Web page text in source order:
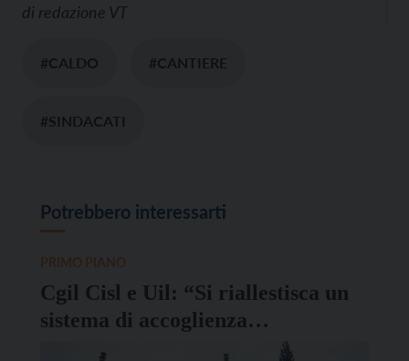
di redazione VT
#CALDO #CANTIERE
#SINDACATI
Potrebbero interessarti
Cgil Cisl e Uil: “Si riallestisca un
sistema di accoglienza
funzionante”